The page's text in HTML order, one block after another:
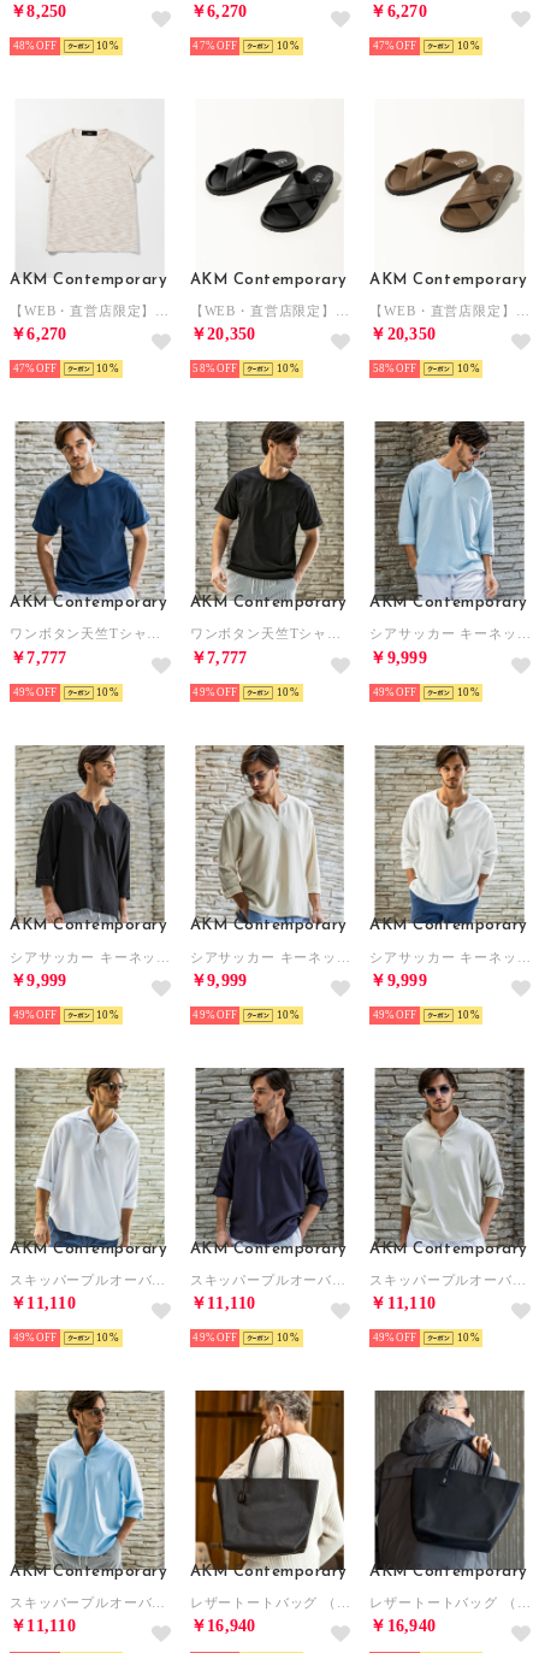
￥8,250
48% 10
￥6,270
47% 10
￥6,270
47% 10
AKM Contemporary
￥6,270
47% 10
AKM Contemporary
￥20,350
58% 10
AKM Contemporary
￥20,350
58% 10
AKM Contemporary
ワンボタン天竺Tシャツ 半袖Tシャツ （ネイビー）
￥7,777
49% 10
AKM Contemporary
ワンボタン天竺Tシャツ 半袖Tシャツ （ブラック）
￥7,777
49% 10
AKM Contemporary
シアサッカー キーネックプルオーバー ストレッチシャツ 半袖シャツ シワ防止 イージーケア （ブルー）
￥9,999
49% 10
AKM Contemporary
￥9,999
49% 10
AKM Contemporary
￥9,999
49% 10
AKM Contemporary
￥9,999
49% 10
AKM Contemporary
￥11,110
49% 10
AKM Contemporary
￥11,110
49% 10
AKM Contemporary
￥11,110
49% 10
AKM Contemporary
￥11,110
AKM Contemporary
￥16,940
AKM Contemporary
￥16,940